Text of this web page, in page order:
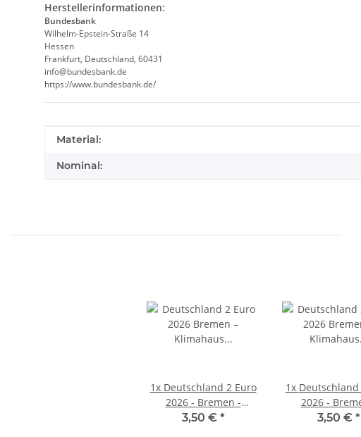
Herstellerinformationen:
Bundesbank
Wilhelm-Epstein-Straße 14
Hessen
Frankfurt, Deutschland, 60431
info@bundesbank.de
https://www.bundesbank.de/
Produkteigenschaft
Wert
Material:
Nominal:
1x Deutschland 2 Euro
2026 - Bremen -
Klimahaus
3,50 € *
1x Deutschland
2026 -
Klimahaus
3,50 € *